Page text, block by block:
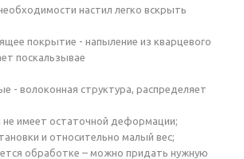
настил легко вскрыть
покрытие - напыление из кварцевого
поскальзывае
- волоконная структура, распределяет
не имеет остаточной деформации;
и относительно малый вес;
обработке – можно придать нужную